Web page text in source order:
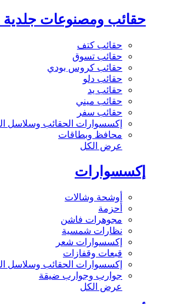
حقائب ومصنوعات
حقائب كتف
حقائب تسوق
حقائب كروس بودي
حقائب دلو
حقائب يد
حقائب ميني
حقائب سفر
إكسسوارات الحقائب وسلاسل
محافظ وبطاقات
عرض الكل
إكسسوارات
أوشحة وشالات
أحزمة
مجوهرات فاشن
نظارات شمسية
إكسسوارات شعر
قبعات وقفازات
إكسسوارات الحقائب وسلاسل
جوارب وجوارب ضيقة
عرض الكل